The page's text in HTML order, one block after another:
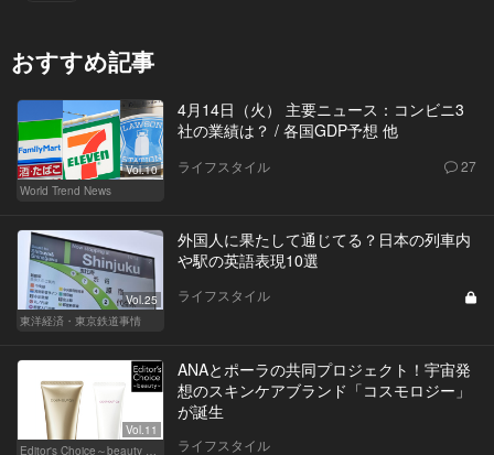
おすすめ記事
Vol.10
World Trend News
4月14日（火） 主要ニュース：コンビニ3
社の業績は？ / 各国GDP予想 他
ライフスタイル 27
Vol.25
東洋経済・東京鉄道事情
外国人に果たして通じてる？日本の列車内
や駅の英語表現10選
ライフスタイル
Vol.11
ANAとポーラの共同プロジェクト！宇宙発
想のスキンケアブランド「コスモロジー」
が誕生
ライフスタイル